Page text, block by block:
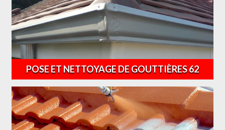
POSE ET NETTOYAGE DE GOUTTIÈRES 62